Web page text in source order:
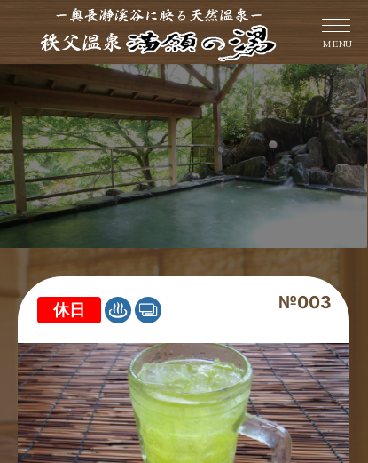
MENU
№003
休日